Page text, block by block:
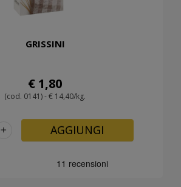
GRISSINI
€ 1,80
(cod. 0141) - € 14,40/kg.
+ AGGIUNGI